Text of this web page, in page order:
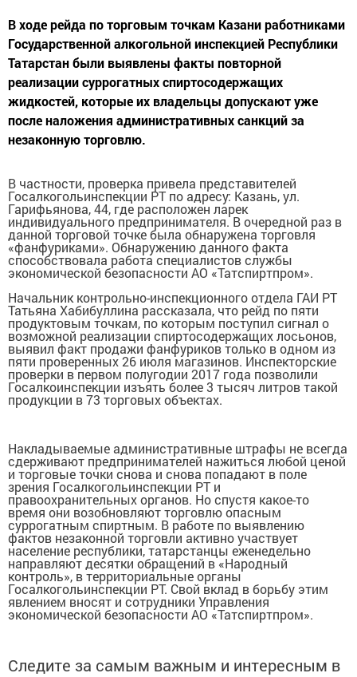
В ходе рейда по торговым точкам Казани работниками
Государственной алкогольной инспекцией Республики
Татарстан были выявлены факты повторной
реализации суррогатных спиртосодержащих
жидкостей, которые их владельцы допускают уже
после наложения административных санкций за
незаконную торговлю.
В частности, проверка привела представителей
Госалкогольинспекции РТ по адресу: Казань, ул.
Гарифьянова, 44, где расположен ларек
индивидуального предпринимателя. В очередной раз в
данной торговой точке была обнаружена торговля
«фанфуриками». Обнаружению данного факта
способствовала работа специалистов службы
экономической безопасности АО «Татспиртпром».
Начальник контрольно-инспекционного отдела ГАИ РТ
Татьяна Хабибуллина рассказала, что рейд по пяти
продуктовым точкам, по которым поступил сигнал о
возможной реализации спиртосодержащих лосьонов,
выявил факт продажи фанфуриков только в одном из
пяти проверенных 26 июля магазинов. Инспекторские
проверки в первом полугодии 2017 года позволили
Госалкоинспекции изъять более 3 тысяч литров такой
продукции в 73 торговых объектах.
Накладываемые административные штрафы не всегда
сдерживают предпринимателей нажиться любой ценой
и торговые точки снова и снова попадают в поле
зрения Госалкогольинспекции РТ и
правоохранительных органов. Но спустя какое-то
время они возобновляют торговлю опасным
суррогатным спиртным. В работе по выявлению
фактов незаконной торговли активно участвует
население республики, татарстанцы еженедельно
направляют десятки обращений в «Народный
контроль», в территориальные органы
Госалкогольинспекции РТ. Свой вклад в борьбу этим
явлением вносят и сотрудники Управления
экономической безопасности АО «Татспиртпром».
Следите за самым важным и интересным в